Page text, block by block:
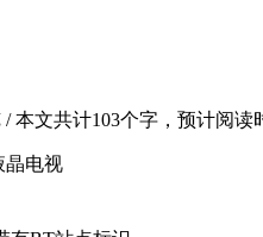
/本文共计103个字，预计阅读
晶电视